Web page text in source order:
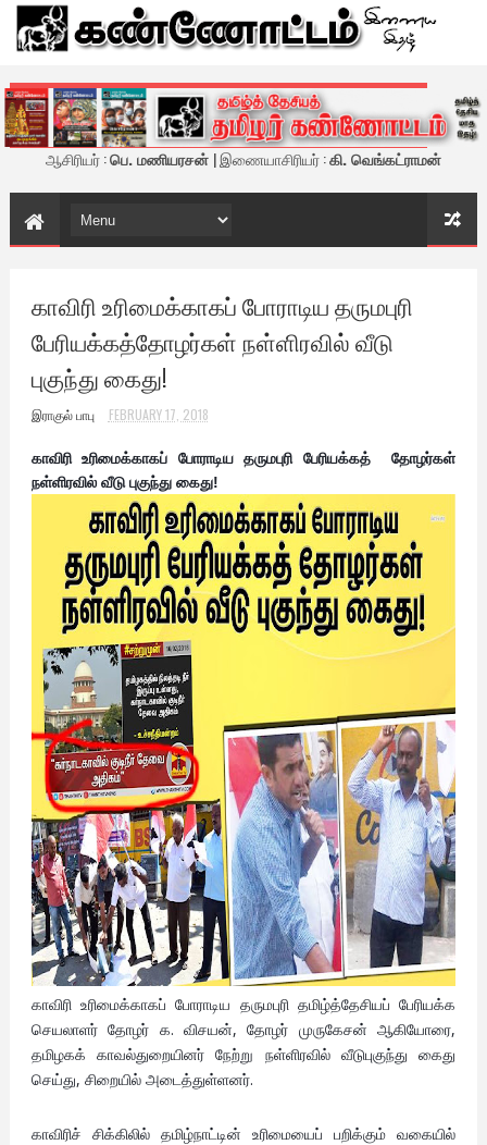
கண்ணோட்டம் - இணைய இதழ்
ஆசிரியர் :பெ. மணியரசன் | இணையாசிரியர் :கி. வெங்கட்ராமன்
காவிரி உரிமைக்காகப் போராடிய தருமபுரி
பேரியக்கத்தோழர்கள் நள்ளிரவில் வீடு
புகுந்து கைது!
இராகுல் பாபு FEBRUARY 17, 2018
காவிரி உரிமைக்காகப் போராடிய தருமபுரி பேரியக்கத் தோழர்கள்
நள்ளிரவில் வீடு புகுந்து கைது!
காவிரி உரிமைக்காகப் போராடிய தருமபுரி தமிழ்த்தேசியப் பேரியக்க
செயலாளர் தோழர் க. விசயன், தோழர் முருகேசன் ஆகியோரை,
தமிழகக் காவல்துறையினர் நேற்று நள்ளிரவில் வீடுபுகுந்து கைது
செய்து, சிறையில் அடைத்துள்ளனர்.
காவிரிச் சிக்கிலில் தமிழ்நாட்டின் உரிமையைப் பறிக்கும் வகையில்